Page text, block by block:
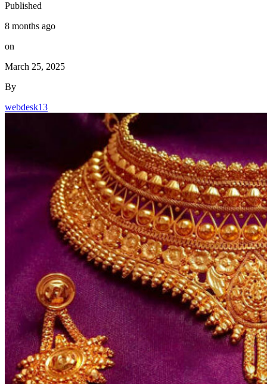
Published
8 months ago
on
March 25, 2025
By
webdesk13